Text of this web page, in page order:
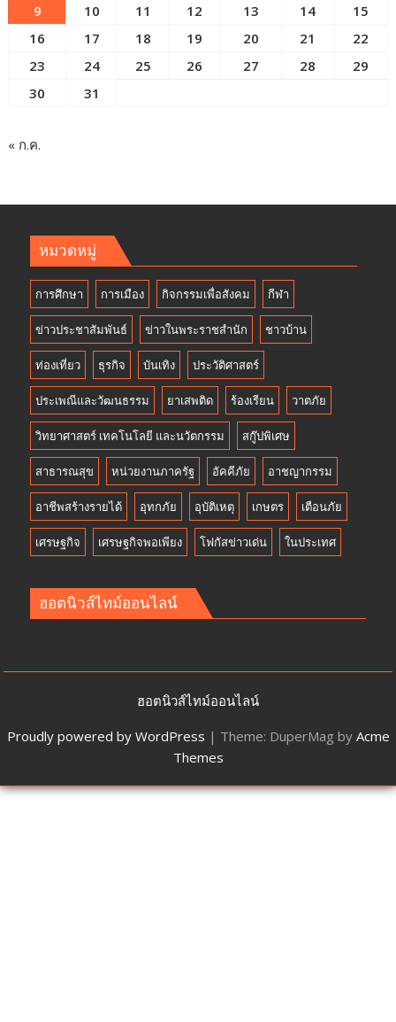
9
10 11 12 13 14
15
16
17 18 19 20 21
22
23
24 25 26 27 28
29
30
31
« ก.ค.
หมวดหมู่
การศึกษา การเมือง กิจกรรมเพื่อสังคม กีฬา
ข่าวประชาสัมพันธ์ ข่าวในพระราชสำนัก ชาวบ้าน
ท่องเที่ยว ธุรกิจ บันเทิง ประวัติศาสตร์
ประเพณีและวัฒนธรรม ยาเสพติด ร้องเรียน วาตภัย
วิทยาศาสตร์ เทคโนโลยี และนวัตกรรม สกู๊ปพิเศษ
สาธารณสุข หน่วยงานภาครัฐ อัคคีภัย อาชญากรรม
อาชีพสร้างรายได้ อุทกภัย อุบัติเหตุ เกษตร เตือนภัย
เศรษฐกิจ เศรษฐกิจพอเพียง โฟกัสข่าวเด่น ในประเทศ
ฮอตนิวส์ไทม์ออนไลน์
ฮอตนิวส์ไทม์ออนไลน์
Proudly powered by WordPress | Theme: DuperMag by Acme
Themes